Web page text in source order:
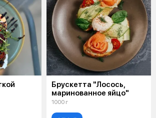
Брускетта "Лосось,
маринованное яйцо"
1000 г